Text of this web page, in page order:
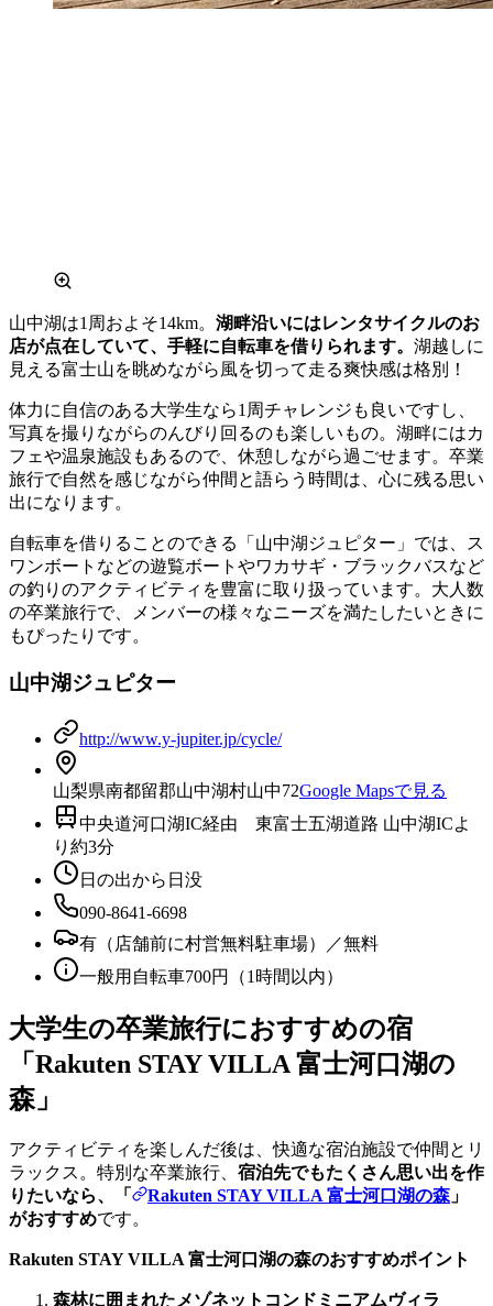
山中湖は1周およそ14km。 湖畔沿いにはレンタサイクルのお
店が点在していて、手軽に自転車を借りられます。 湖越しに
見える富士山を眺めながら風を切って走る爽快感は格別！
体力に自信のある大学生なら1周チャレンジも良いですし、
写真を撮りながらのんびり回るのも楽しいもの。湖畔にはカ
フェや温泉施設もあるので、休憩しながら過ごせます。卒業
旅行で自然を感じながら仲間と語らう時間は、心に残る思い
出になります。
自転車を借りることのできる「山中湖ジュピター」では、ス
ワンボートなどの遊覧ボートやワカサギ・ブラックバスなど
の釣りのアクティビティを豊富に取り扱っています。大人数
の卒業旅行で、メンバーの様々なニーズを満たしたいときに
もぴったりです。
山中湖ジュピター
http://www.y-jupiter.jp/cycle/
山梨県南都留郡山中湖村山中72Google Mapsで見る
中央道河口湖IC経由 東富士五湖道路 山中湖ICよ
り約3分
日の出から日没
090-8641-6698
有（店舗前に村営無料駐車場）／無料
一般用自転車700円（1時間以内）
大学生の卒業旅行におすすめの宿
「Rakuten STAY VILLA 富士河口湖の
森」
アクティビティを楽しんだ後は、快適な宿泊施設で仲間とリ
ラックス。特別な卒業旅行、 宿泊先でもたくさん思い出を作
りたいなら、「
Rakuten STAY VILLA 富士河口湖の森 」
がおすすめです。
Rakuten STAY VILLA 富士河口湖の森のおすすめポイント
森林に囲まれたメゾネットコンドミニアムヴィラ